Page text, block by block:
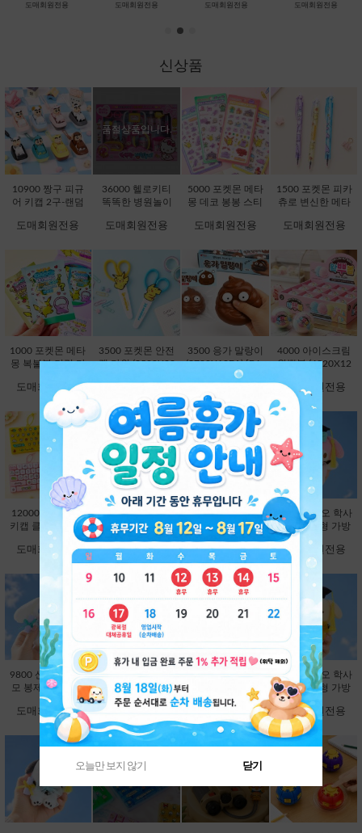
도매회원전용 도매회원전용 도매회원전용 도매회원전용
신상품
10900 짱구 피규
어 키캡 2구-랜덤
도매회원전용
품절상품입니다.
36000 헬로키티
똑똑한 병원놀이
도매회원전용
5000 포켓몬 메타
몽 데코 봉봉 스티
[D1-132242]
도매회원전용
1500 포켓몬 피카
츄로 변신한 메타
(1500X36EA) [C1-
도매회원전용
1000 포켓몬 메타
몽 복불복 키링 마
00X60EA) [C1-13
2204]
도매회원전용
3500 포켓몬 안전
캡 가위 (3500X20
3500 응가 말랑이
(3780X12EA) [B1-
593354]
4000 아이스크림
왁뿌볼 (4320X12
도매회원전용
12000 26구 대왕
키캡 클리커 키링-
랜덤 [C2-913191]
도매회원전용
12000 대왕 딸깍
이 키캡 키링 26
구-랜덤 [C2-8251
63]
도매회원전용
9800 산리오 학사
모 봉제인형 가방
티 [B2-083173]
도매회원전용
9800 산리오 학사
모 봉제인형 가방
고리 13cm-마이멜
로디 [B2-083180]
도매회원전용
9800 산리오 학사
모 봉제인형 가방
고리 13cm-시나모
롤 [B2-083203]
도매회원전용
9800 산리오 학사
모 봉제인형 가방
고리 13cm-쿠로미
9800 산리오 학사
모 봉제인형 가방
고리 13cm-한교동
[B2-083234]
도매회원전용
9800 산리오 학사
모 봉제인형 가방
고리 13cm-폼폼푸
린 [B2-083210]
도매회원전용
오늘만 보지 않기 닫기